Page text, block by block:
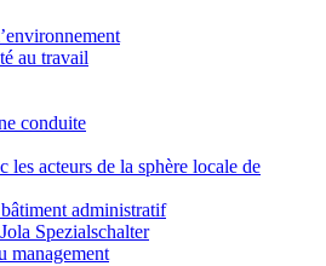
au travail
conduite
les acteurs de la sphère locale de
administratif
Spezialschalter
management